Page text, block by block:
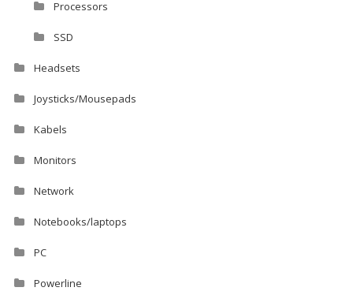
Processors
SSD
Headsets
Joysticks/Mousepads
Kabels
Monitors
Network
Notebooks/laptops
PC
Powerline